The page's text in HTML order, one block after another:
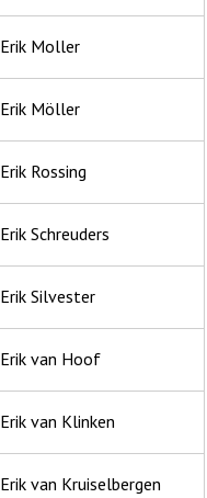
Erik Moller
Erik Möller
Erik Rossing
Erik Schreuders
Erik Silvester
Erik van Hoof
Erik van Klinken
Erik van Kruiselbergen